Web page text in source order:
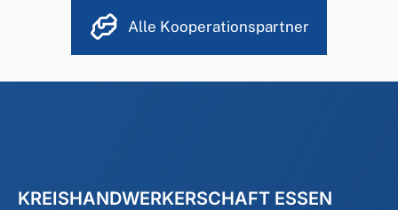
Alle Kooperationspartner
KREISHANDWERKERSCHAFT ESSEN